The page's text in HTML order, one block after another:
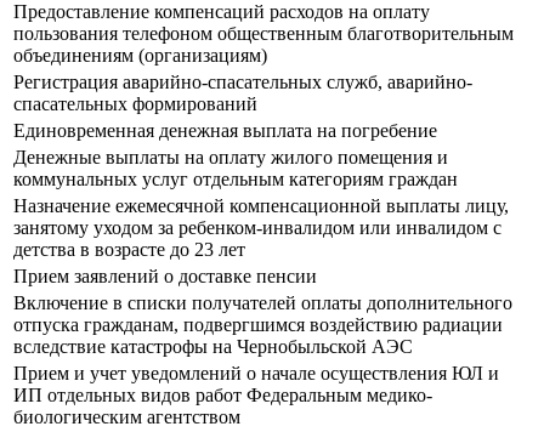
Предоставление компенсаций расходов на оплату
пользования телефоном общественным благотворительным
объединениям (организациям)
Регистрация аварийно-спасательных служб, аварийно-
спасательных формирований
Единовременная денежная выплата на погребение
Денежные выплаты на оплату жилого помещения и
коммунальных услуг отдельным категориям граждан
Назначение ежемесячной компенсационной выплаты лицу,
занятому уходом за ребенком-инвалидом или инвалидом с
детства в возрасте до 23 лет
Прием заявлений о доставке пенсии
Включение в списки получателей оплаты дополнительного
отпуска гражданам, подвергшимся воздействию радиации
вследствие катастрофы на Чернобыльской АЭС
Прием и учет уведомлений о начале осуществления ЮЛ и
ИП отдельных видов работ Федеральным медико-
биологическим агентством